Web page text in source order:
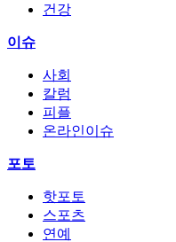
건강
이슈
사회
칼럼
피플
온라인이슈
포토
핫포토
스포츠
연예